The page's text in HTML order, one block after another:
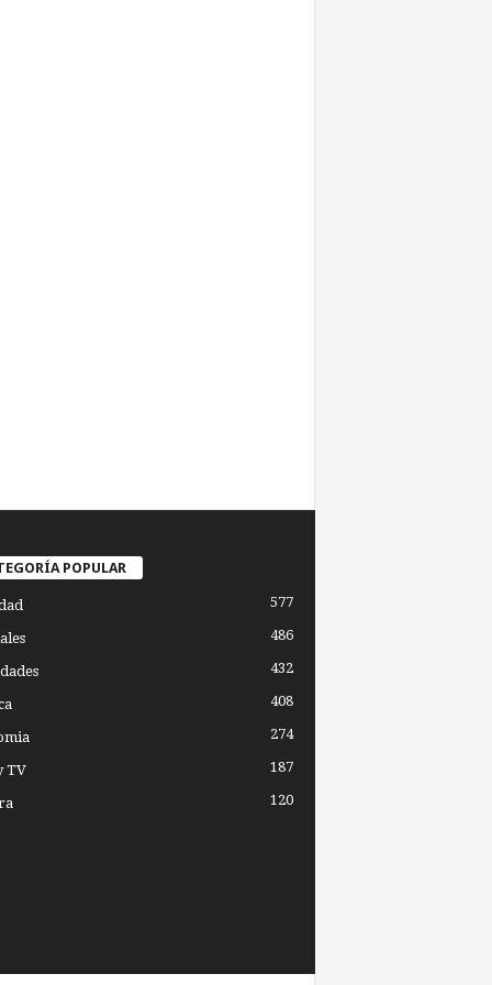
POPULAR
577
486
432
408
274
TV 187
120